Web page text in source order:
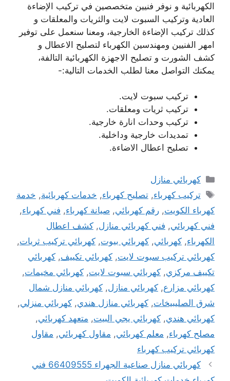
الكهربائية و نوفر فنيين متخصصين في تركيب الإضاءة
العادية وتركيب السبوت لايت والثريات والمعلقات و
كذلك تركيب الإضاءة الخارجية، ومعنا سنعمل على توفير
امهر الفنيين ومهندسين الكهرباء لتصليح الاعطال و
كشف الشورت و تصليح الاجهزة الكهربائية التالفة،
يمكنك التواصل معنا لطلب الخدمات التالية:-
تركيب سبوت لايت.
تركيب ثريات ومعلقات.
تركيب وحدات انارة خارجية.
تمديدات خارجية وداخلية.
تصليح اعطال الاضاءة.
التصنيفات
كهربائي منازل
الوسوم
تركيب كهرباء,تصليح كهرباء, خدمات كهربائية, خدمة
كهرباء الكويت, رقم كهربائي, صيانة كهرباء, فني كهرباء,
فني كهربائي, فني كهربائي منازل, كشف اعطال
الكهرباء, كهربائي, كهربائي بيوت, كهربائي تركيب ثريات,
كهربائي تركيب سبوت لايت, كهربائي تكييف, كهربائي
تكييف مركزي, كهربائي سبوت لايت, كهربائي مخيمات,
كهربائي مزارع, كهربائي منازل, كهربائي منازل شمال
شرق الصليبيخات, كهربائي منازل هندي, كهربائي منزلي,
كهربائي هندي, كهربائي يجي البيت, متعهد كهربائي,
مصلح كهرباء, معلم كهربائي, مقاول كهربائي, مقاول
كهربائي تركيب كهرباء
كهربائي منازل صناعية الجهراء 66409555 فني